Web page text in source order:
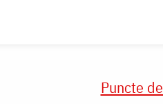
Puncte